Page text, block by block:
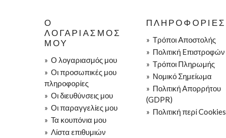
Ο
ΛΟΓΑΡΙΑΣΜΌΣ
ΜΟΥ
» Ο λογαριασμός μου
» Οι προσωπικές μου
πληροφορίες
» Οι διευθύνσεις μου
» Οι παραγγελίες μου
» Τα κουπόνια μου
» Λίστα επιθυμιών
ΠΛΗΡΟΦΟΡΊΕΣ
» Τρόποι Aποστολής
» Πολιτική Eπιστροφών
» Τρόποι Πληρωμής
» Νομικό Σημείωμα
» Πολιτική Απορρήτου
(GDPR)
» Πολιτική περί Cookies